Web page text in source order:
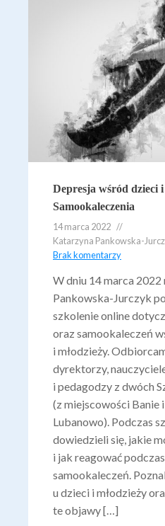
Depresja wśród dzieci i
Samookaleczenia
14 marca 2022
Katarzyna Pankowska-
Brak komentarzy
W dniu 14 marca
Pankowska-Jurczyk
szkolenie online
oraz samookaleczeń
i młodzieży.
dyrektorzy,
i pedagodzy z dwóch
(z miejscowości Banie
Lubanowo). Podczas
dowiedzieli się, jakie
i jak reagować
samookaleczeń.
u dzieci i młodzieży
te objawy […]